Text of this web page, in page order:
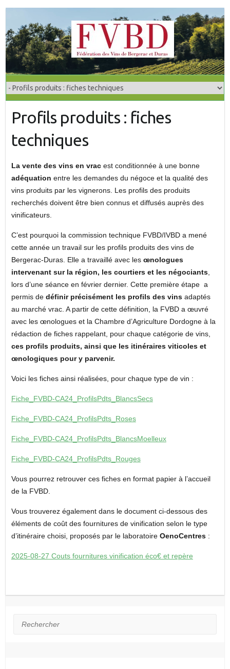
Profils produits : fiches
techniques
La vente des vins en vracest conditionnée à une bonne
adéquation entre les demandes du négoce et la qualité des
vins produits par les vignerons. Les profils des produits
recherchés doivent être bien connus et diffusés auprès des
vinificateurs.
C’est pourquoi la commission technique FVBD/IVBD a mené
cette année un travail sur les profils produits des vins de
Bergerac-Duras. Elle a travaillé avec lesœnologues
intervenant sur la région, les courtiers et les négociants,
lors d’une séance en février dernier. Cette première étape a
permis de définir précisément les profils des vinsadaptés
au marché vrac. A partir de cette définition, la FVBD a œuvré
avec les œnologues et la Chambre d’Agriculture Dordogne à la
rédaction de fiches rappelant, pour chaque catégorie de vins,
ces profils produits, ainsi que les itinéraires viticoles et
œnologiques pour y parvenir.
Voici les fiches ainsi réalisées, pour chaque type de vin :
Fiche_FVBD-CA24_ProfilsPdts_BlancsSecs
Fiche_FVBD-CA24_ProfilsPdts_Roses
Fiche_FVBD-CA24_ProfilsPdts_BlancsMoelleux
Fiche_FVBD-CA24_ProfilsPdts_Rouges
Vous pourrez retrouver ces fiches en format papier à l’accueil
de la FVBD.
Vous trouverez également dans le document ci-dessous des
éléments de coût des fournitures de vinification selon le type
d’itinéraire choisi, proposés par le laboratoire OenoCentres:
2025-08-27 Couts fournitures vinification éco€ et repère
Rechercher